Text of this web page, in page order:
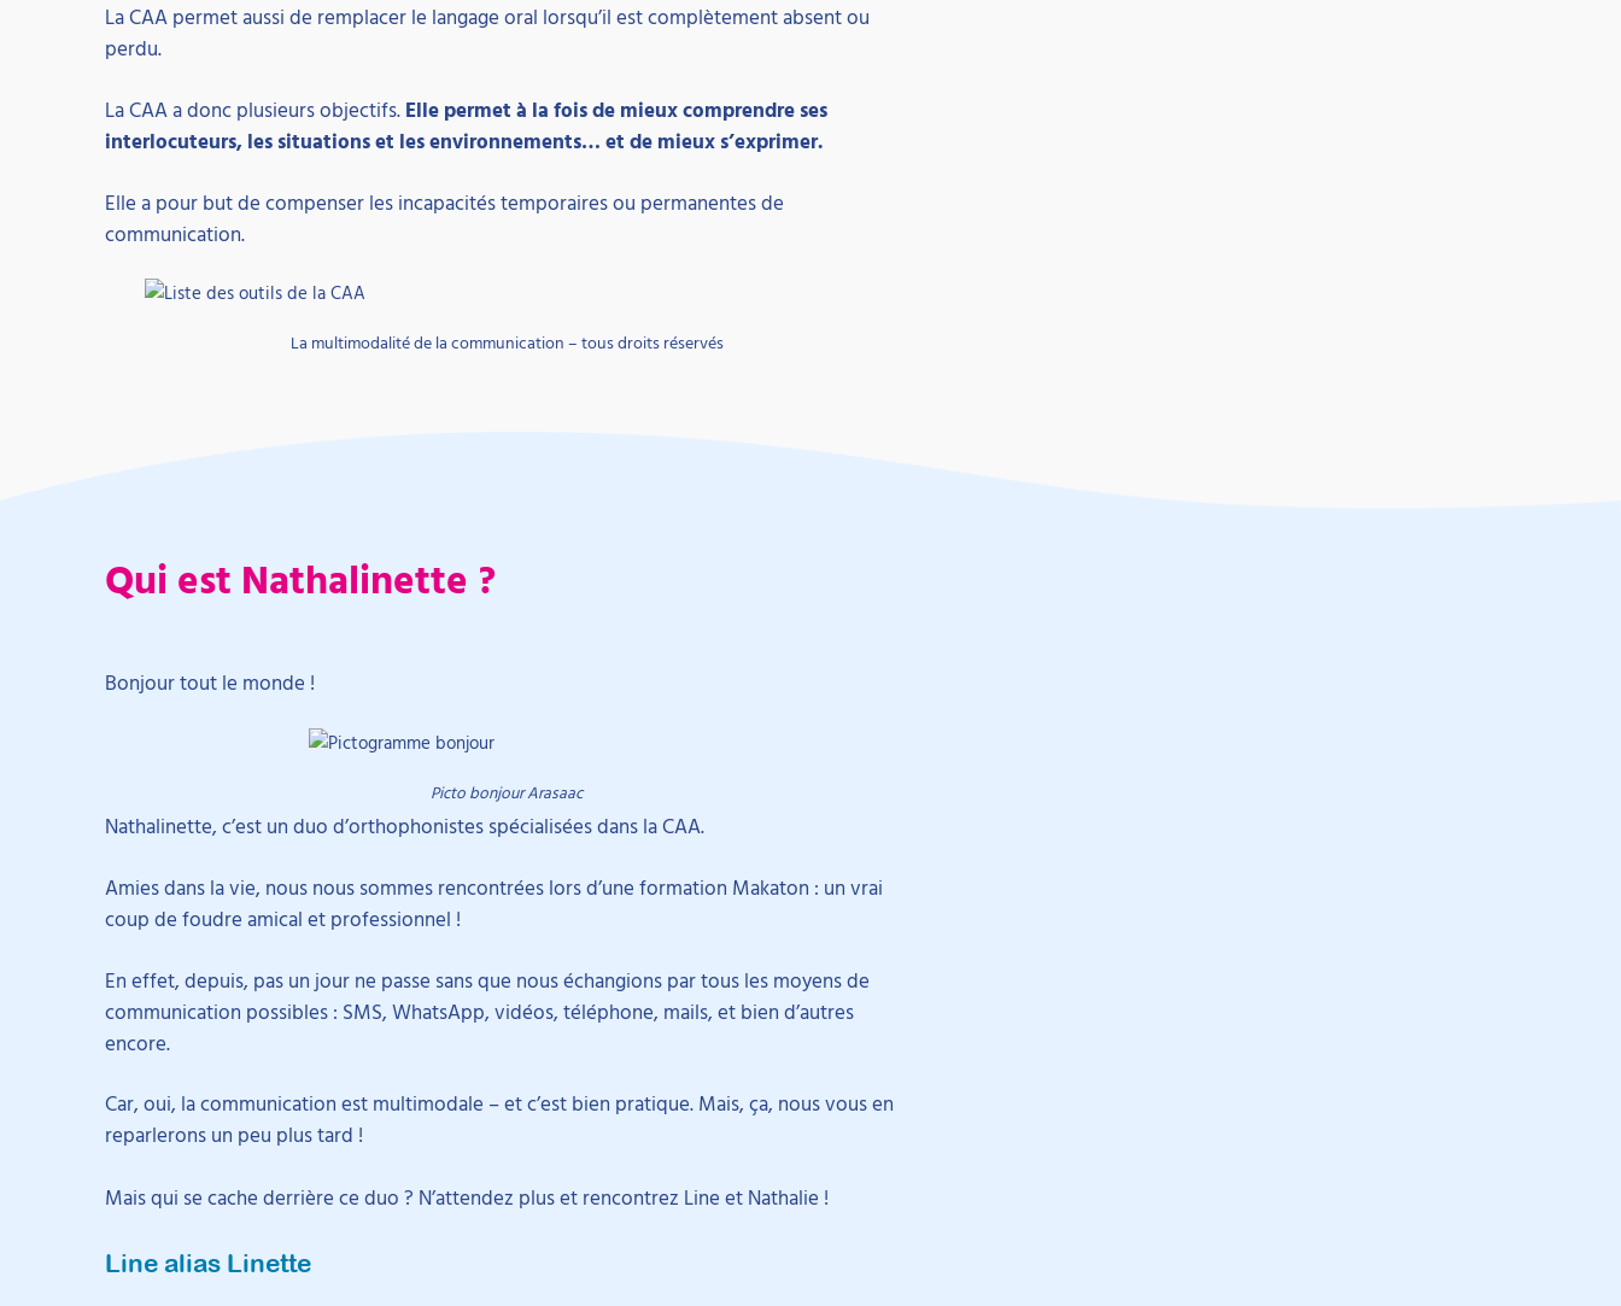
La CAA permet aussi de remplacer le langage oral lorsqu’il est complètement absent ou
perdu.
La CAA a donc plusieurs objectifs. Elle permet à la fois de mieux comprendre ses
interlocuteurs, les situations et les environnements… et de mieux s’exprimer.
Elle a pour but de compenser les incapacités temporaires ou permanentes de
communication.
La multimodalité de la communication – tous droits réservés
Qui est Nathalinette ?
Bonjour tout le monde !
Picto bonjour Arasaac
Nathalinette, c’est un duo d’orthophonistes spécialisées dans la CAA.
Amies dans la vie, nous nous sommes rencontrées lors d’une formation Makaton : un vrai
coup de foudre amical et professionnel !
En effet, depuis, pas un jour ne passe sans que nous échangions par tous les moyens de
communication possibles : SMS, WhatsApp, vidéos, téléphone, mails, et bien d’autres
encore.
Car, oui, la communication est multimodale – et c’est bien pratique. Mais, ça, nous vous en
reparlerons un peu plus tard !
Mais qui se cache derrière ce duo ? N’attendez plus et rencontrez Line et Nathalie !
Line alias Linette